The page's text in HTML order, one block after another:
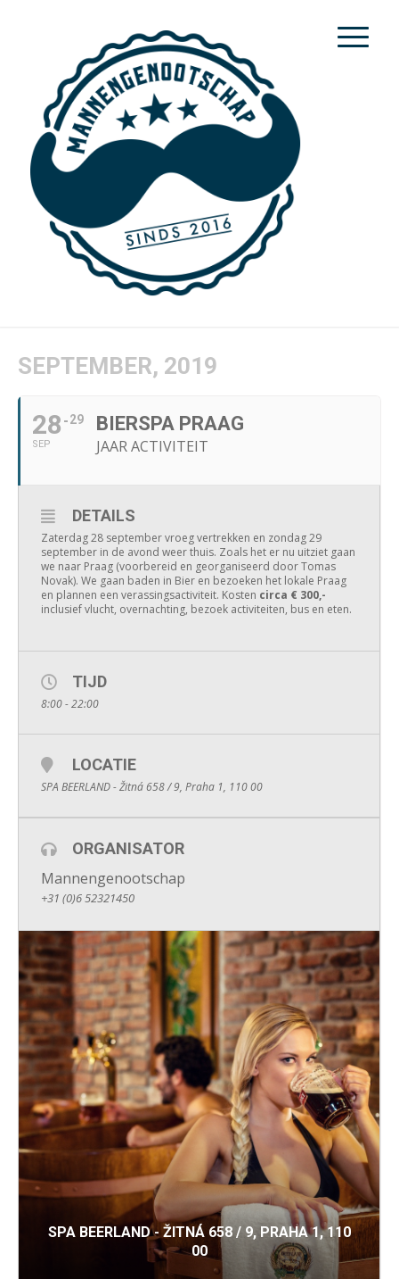
SEPTEMBER, 2019
28
SEP
29 BIERSPA PRAAG
JAAR ACTIVITEIT
DETAILS
Zaterdag 28 september vroeg vertrekken en zondag 29
september in de avond weer thuis. Zoals het er nu uitziet gaan
we naar Praag (voorbereid en georganiseerd door Tomas
Novak). We gaan baden in Bier en bezoeken het lokale Praag
en plannen een verassingsactiviteit. Kosten circa € 300,-
inclusief vlucht, overnachting, bezoek activiteiten, bus en eten.
TIJD
8:00 - 22:00
LOCATIE
SPA BEERLAND - Žitná 658 / 9, Praha 1, 110 00
ORGANISATOR
Mannengenootschap
+31 (0)6 52321450
SPA BEERLAND - ŽITNÁ 658 / 9, PRAHA 1, 110
00